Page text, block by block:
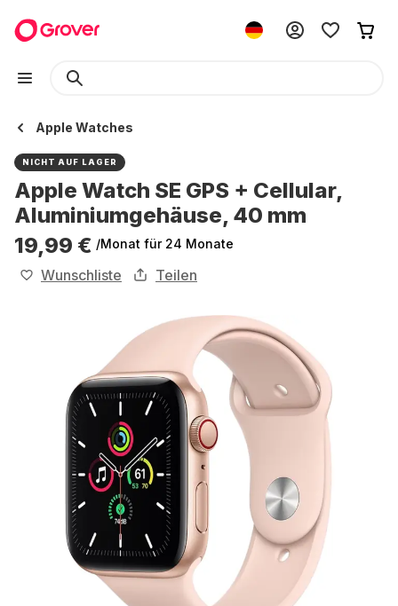
Apple Watches
NICHT AUF LAGER
Apple Watch SE GPS + Cellular,
Aluminiumgehäuse, 40 mm
19,99 € /Monat für 24 Monate
Wunschliste Teilen